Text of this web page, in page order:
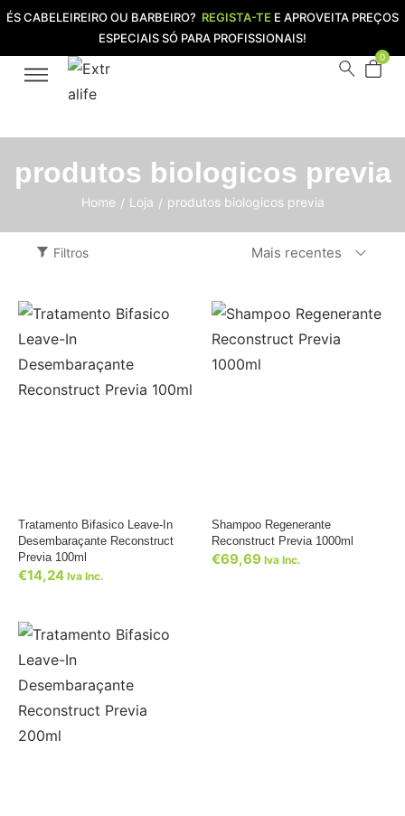
ÉS CABELEIREIRO OU BARBEIRO? REGISTA-TE E APROVEITA PREÇOS
ESPECIAIS SÓ PARA PROFISSIONAIS!
0
produtos biologicos previa
Home / Loja / produtos biologicos previa
Filtros Mais recentes
Tratamento Bifasico Leave-In
Desembaraçante Reconstruct
Previa 100ml
€14,24 Iva Inc.
Shampoo Regenerante
Reconstruct Previa 1000ml
€69,69 Iva Inc.